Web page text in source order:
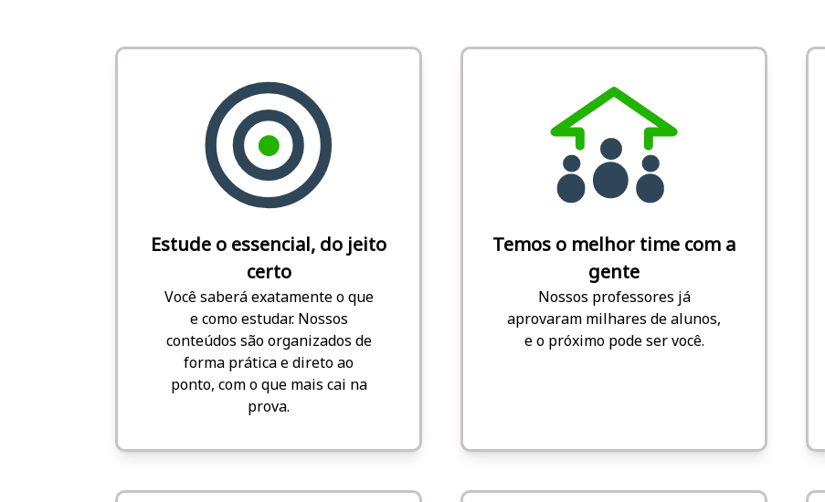
Estude o essencial, do jeito
certo
Você saberá exatamente o que
e como estudar. Nossos
conteúdos são organizados de
forma prática e direto ao
ponto, com o que mais cai na
prova.
Temos o melhor time com a
gente
Nossos professores já
aprovaram milhares de alunos,
e o próximo pode ser você.